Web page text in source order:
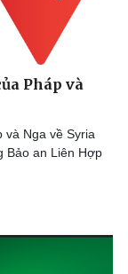
Pháp và
và Nga về Syria
Bảo an Liên Hợp